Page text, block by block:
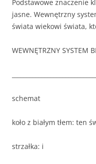
Podstawowe znaczenie
jasne. Wewnętrzny
świata wiekowi świata,
WEWNĘTRZNY SYSTEM
schemat
koło z białym tłem: ten
strzałka: i